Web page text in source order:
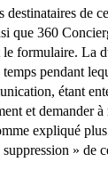
destinataires de
que 360
formulaire. La
pendant
étant
et demander
expliqué
» de